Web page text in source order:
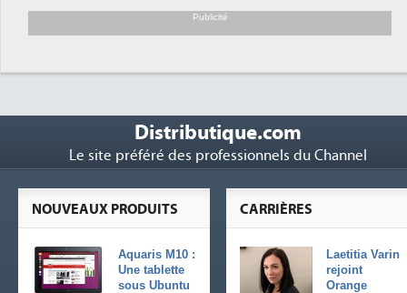
soutient les...
Publicité
Distributique.com
Le site préféré des professionnels du Channel
CARRIÈRES
Laetitia Varin
rejoint
Orange
NOUVEAUX PRODUITS
Aquaris M10 :
Une tablette
sous Ubuntu